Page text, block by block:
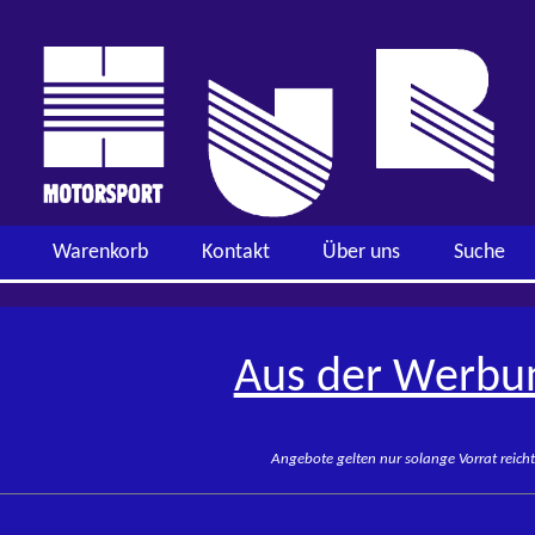
Warenkorb Kontakt Über uns Suche
Aus der
Angebote gelten nur solange Vorrat reicht